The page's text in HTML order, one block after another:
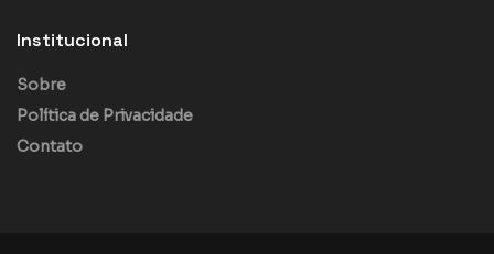
Institucional
Sobre
Política de Privacidade
Contato